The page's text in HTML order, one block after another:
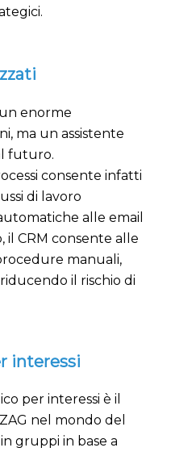
enorme
ma un assistente
futuro.
consente infatti
di lavoro
alle email
CRM consente alle
manuali,
il rischio di
interessi
per interessi è il
nel mondo del
gruppi in base a